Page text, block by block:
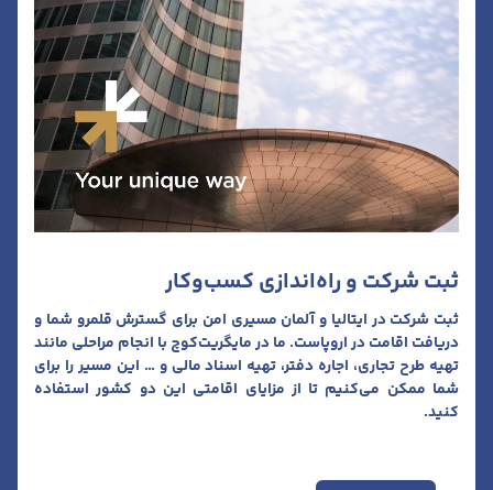
ثبت شرکت و راه‌اندازی کسب‌وکار
ثبت شرکت در ایتالیا و آلمان مسیری امن برای گسترش قلمرو شما و
دریافت اقامت در اروپاست. ما در مایگریت‌کوچ با انجام مراحلی مانند
تهیه طرح تجاری، اجاره دفتر، تهیه اسناد مالی و … این مسیر را برای
شما ممکن می‌کنیم تا از مزایای اقامتی این دو کشور استفاده
کنید.